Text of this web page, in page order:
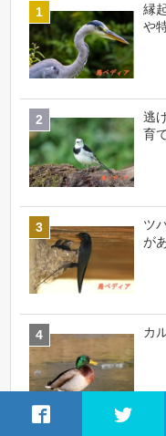
縁
や
逃
育
ツ
が
カ